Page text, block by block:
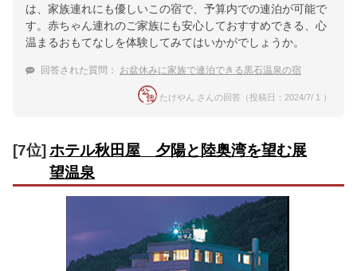
は、家族連れにも優しいこの宿で、予算内での連泊が可能で
す。赤ちゃん連れのご家族にも安心しておすすめできる、心
温まるおもてなしを体験してみてはいかがでしょうか。
回答された質問： お盆休みに家族で連泊できる黒石温泉の宿
たけやん さんの回答（投稿日：2024/7/ 1 ）
[7位] ホテル秋田屋 夕陽と陸奥湾を望む展
望温泉